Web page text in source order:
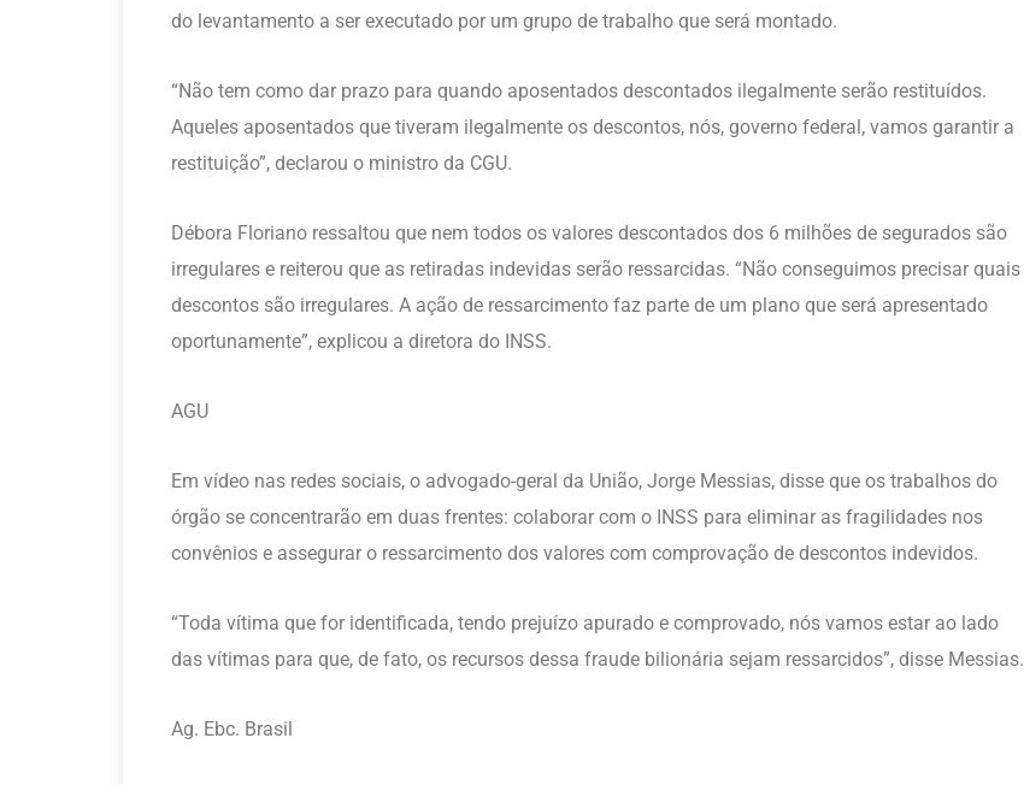
do levantamento a ser executado por um grupo de trabalho que será montado.
“Não tem como dar prazo para quando aposentados descontados ilegalmente serão restituídos.
Aqueles aposentados que tiveram ilegalmente os descontos, nós, governo federal, vamos garantir a
restituição”, declarou o ministro da CGU.
Débora Floriano ressaltou que nem todos os valores descontados dos 6 milhões de segurados são
irregulares e reiterou que as retiradas indevidas serão ressarcidas. “Não conseguimos precisar quais
descontos são irregulares. A ação de ressarcimento faz parte de um plano que será apresentado
oportunamente”, explicou a diretora do INSS.
AGU
Em vídeo nas redes sociais, o advogado-geral da União, Jorge Messias, disse que os trabalhos do
órgão se concentrarão em duas frentes: colaborar com o INSS para eliminar as fragilidades nos
convênios e assegurar o ressarcimento dos valores com comprovação de descontos indevidos.
“Toda vítima que for identificada, tendo prejuízo apurado e comprovado, nós vamos estar ao lado
das vítimas para que, de fato, os recursos dessa fraude bilionária sejam ressarcidos”, disse Messias.
Ag. Ebc. Brasil